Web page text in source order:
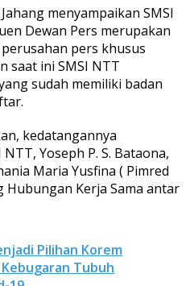
menyampaikan SMSI
Dewan Pers merupakan
pers khusus
saat ini SMSI NTT
sudah memiliki badan
kedatangannya
Yoseph P. S. Bataona,
Maria Yusfina ( Pimred
Hubungan Kerja Sama antar
Pilihan Korem
Tubuh